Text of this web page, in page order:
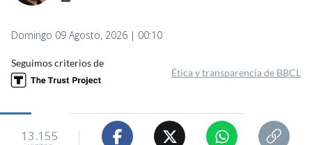
Domingo 09 Agosto, 2026 | 00:10
Seguimos criterios de
Ética y transparencia de BBCL
13.155